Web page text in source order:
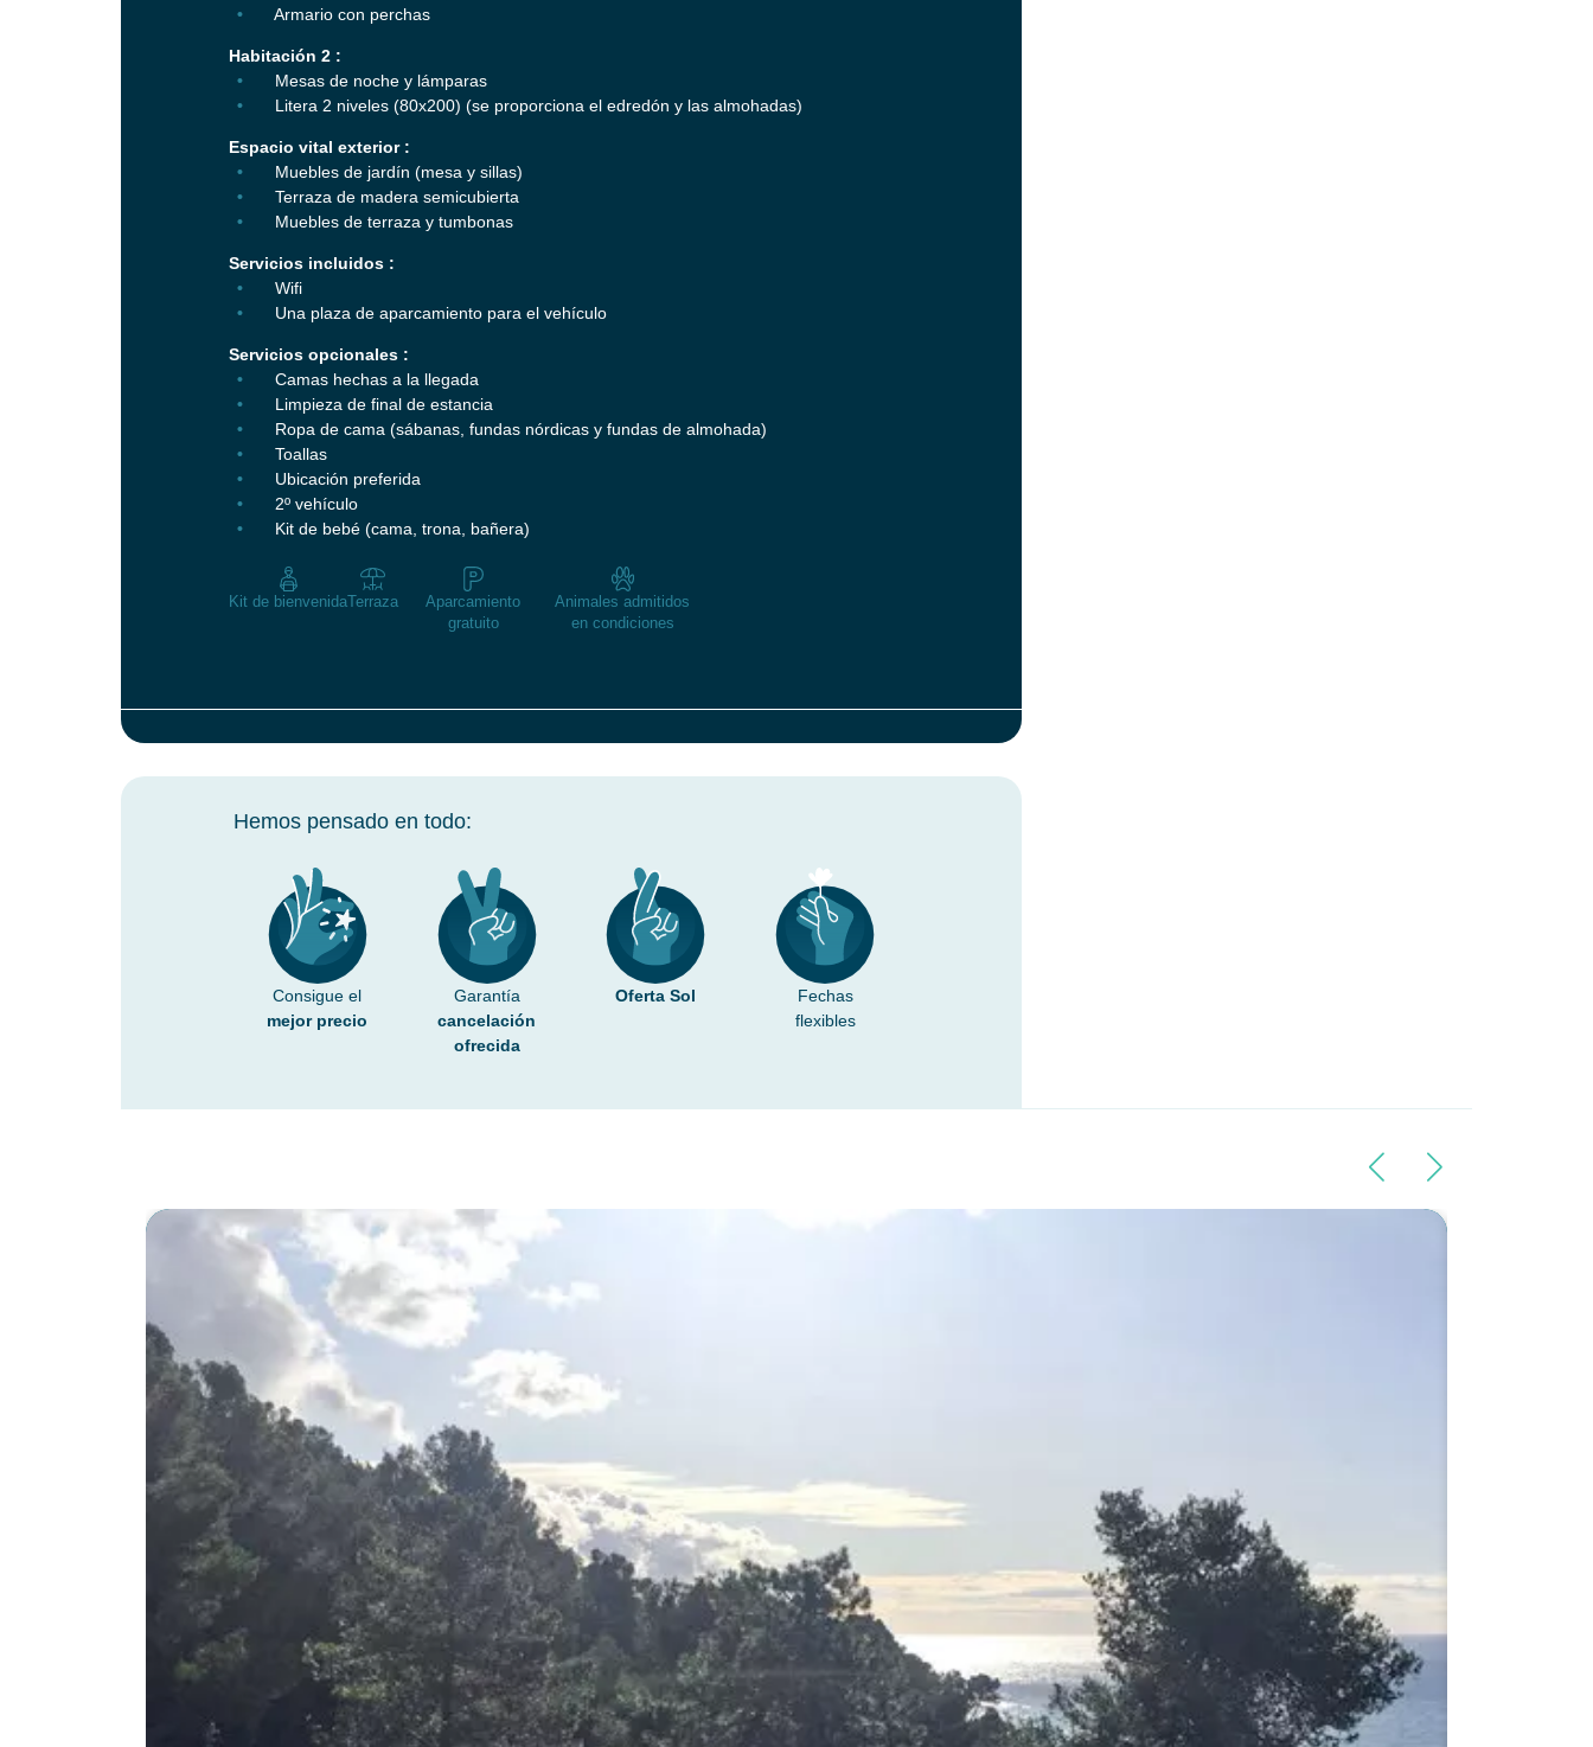
Armario con perchas
Habitación 2 :
Mesas de noche y lámparas
Litera 2 niveles (80x200) (se proporciona el edredón y las almohadas)
Espacio vital exterior :
Muebles de jardín (mesa y sillas)
Terraza de madera semicubierta
Muebles de terraza y tumbonas
Servicios incluidos :
Wifi
Una plaza de aparcamiento para el vehículo
Servicios opcionales :
Camas hechas a la llegada
Limpieza de final de estancia
Ropa de cama (sábanas, fundas nórdicas y fundas de almohada)
Toallas
Ubicación preferida
2º vehículo
Kit de bebé (cama, trona, bañera)
Kit de bienvenidaTerraza
Aparcamiento
gratuito
Animales admitidos
en condiciones
Hemos pensado en todo:
Consigue el
mejor precio
Garantía
cancelación
ofrecida
Oferta Sol
Fechas
flexibles